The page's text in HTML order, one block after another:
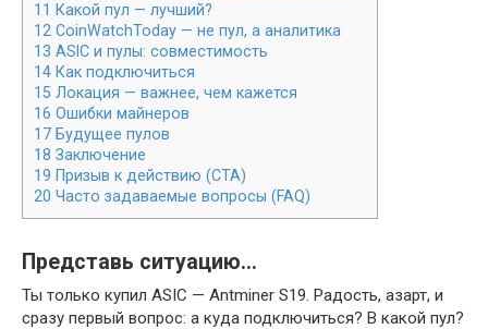
11 Какой пул — лучший?
12 CoinWatchToday — не пул, а аналитика
13 ASIC и пулы: совместимость
14 Как подключиться
15 Локация — важнее, чем кажется
16 Ошибки майнеров
17 Будущее пулов
18 Заключение
19 Призыв к действию (CTA)
20 Часто задаваемые вопросы (FAQ)
Представь ситуацию…
Ты только купил ASIC — Antminer S19. Радость, азарт, и
сразу первый вопрос: а куда подключиться? В какой пул?